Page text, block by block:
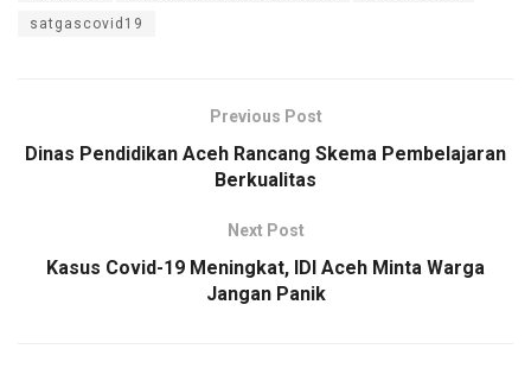
satgascovid19
Previous Post
Dinas Pendidikan Aceh Rancang Skema Pembelajaran
Berkualitas
Next Post
Kasus Covid-19 Meningkat, IDI Aceh Minta Warga
Jangan Panik